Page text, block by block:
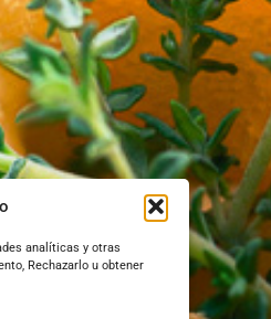
analíticas y otras
Rechazarlo u obtener